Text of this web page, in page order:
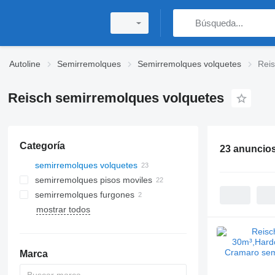
Autoline Semirremolques Semirremolques volquetes
Reisch semirremolques volquetes
Categoría
semirremolques volquetes
semirremolques pisos moviles
semirremolques furgones
mostrar todos
Marca
23